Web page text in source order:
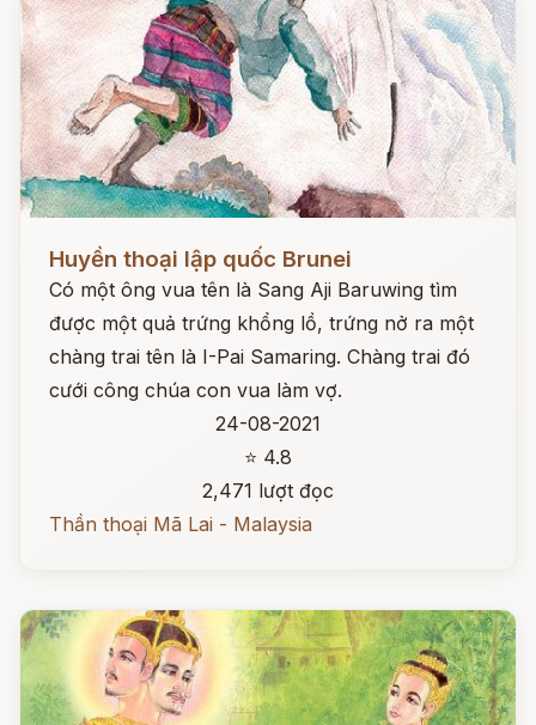
Đọc ngay
Huyền thoại lập quốc Brunei
Có một ông vua tên là Sang Aji Baruwing tìm
được một quả trứng khổng lồ, trứng nở ra một
chàng trai tên là I-Pai Samaring. Chàng trai đó
cưới công chúa con vua làm vợ.
24-08-2021
⭐ 4.8
2,471 lượt đọc
Thần thoại Mã Lai - Malaysia